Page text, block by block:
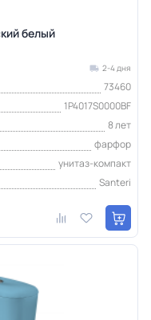
белый
2-4 дня
73460
1P4017S0000BF
8 лет
фарфор
унитаз-компакт
Santeri